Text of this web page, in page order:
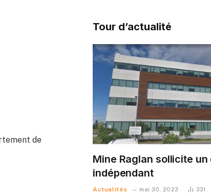
de
Tour d’actualité
Mine Raglan sollicite
indépendant
Actualités mai 30, 2023 331